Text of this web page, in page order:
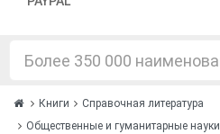
Книги
Справочная литература
Общественные и гуманитарные науки